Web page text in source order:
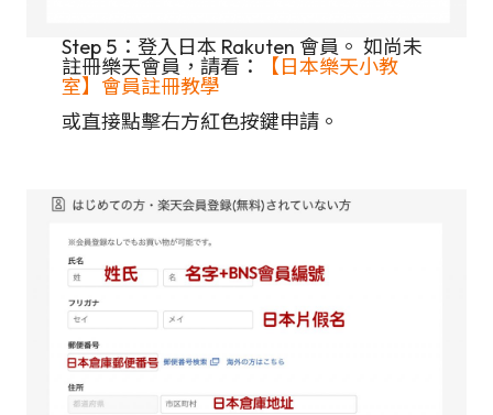
Step 5：登入日本 Rakuten 會員。 如尚未
註冊樂天會員，請看： 【日本樂天小教
室】會員註冊教學
或直接點擊右方紅色按鍵申請。